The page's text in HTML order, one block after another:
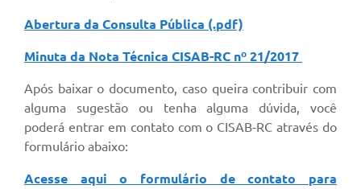
Abertura da Consulta Pública (.pdf)
Minuta da Nota Técnica CISAB-RC nº 21/2017
Após baixar o documento, caso queira contribuir com
alguma sugestão ou tenha alguma dúvida, você
poderá entrar em contato com o CISAB-RC através do
formulário abaixo:
Acesse aqui o formulário de contato para